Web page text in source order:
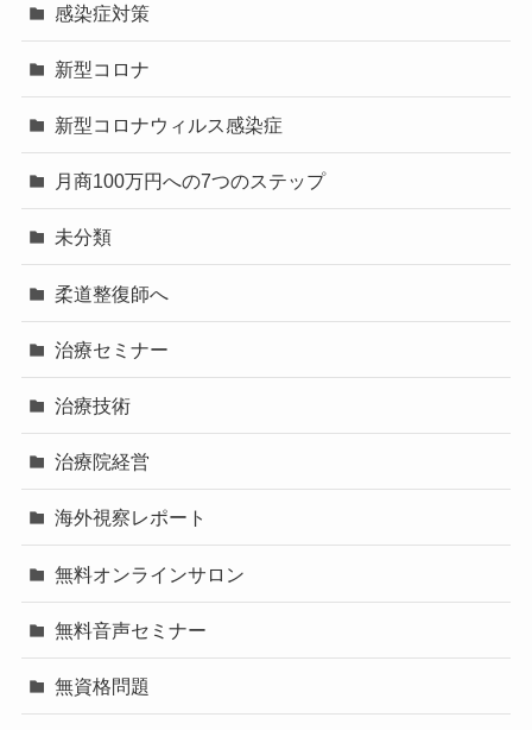
感染症対策
新型コロナ
新型コロナウィルス感染症
月商100万円への7つのステップ
未分類
柔道整復師へ
治療セミナー
治療技術
治療院経営
海外視察レポート
無料オンラインサロン
無料音声セミナー
無資格問題